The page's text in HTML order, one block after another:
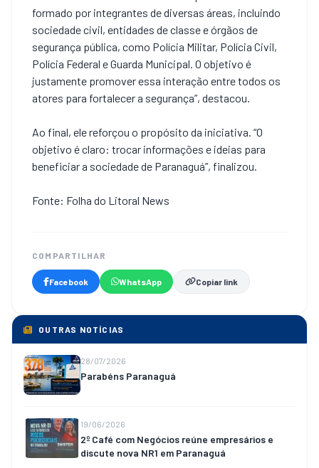
formado por integrantes de diversas áreas, incluindo
sociedade civil, entidades de classe e órgãos de
segurança pública, como Polícia Militar, Polícia Civil,
Polícia Federal e Guarda Municipal. O objetivo é
justamente promover essa interação entre todos os
atores para fortalecer a segurança”, destacou.
Ao final, ele reforçou o propósito da iniciativa. “O
objetivo é claro: trocar informações e ideias para
beneficiar a sociedade de Paranaguá”, finalizou.
Fonte: Folha do Litoral News
COMPARTILHAR
Facebook WhatsApp Copiar link
OUTRAS NOTÍCIAS
28/07/2026
Parabéns Paranaguá
19/06/2026
2º Café com Negócios reúne empresários e
discute nova NR1 em Paranaguá